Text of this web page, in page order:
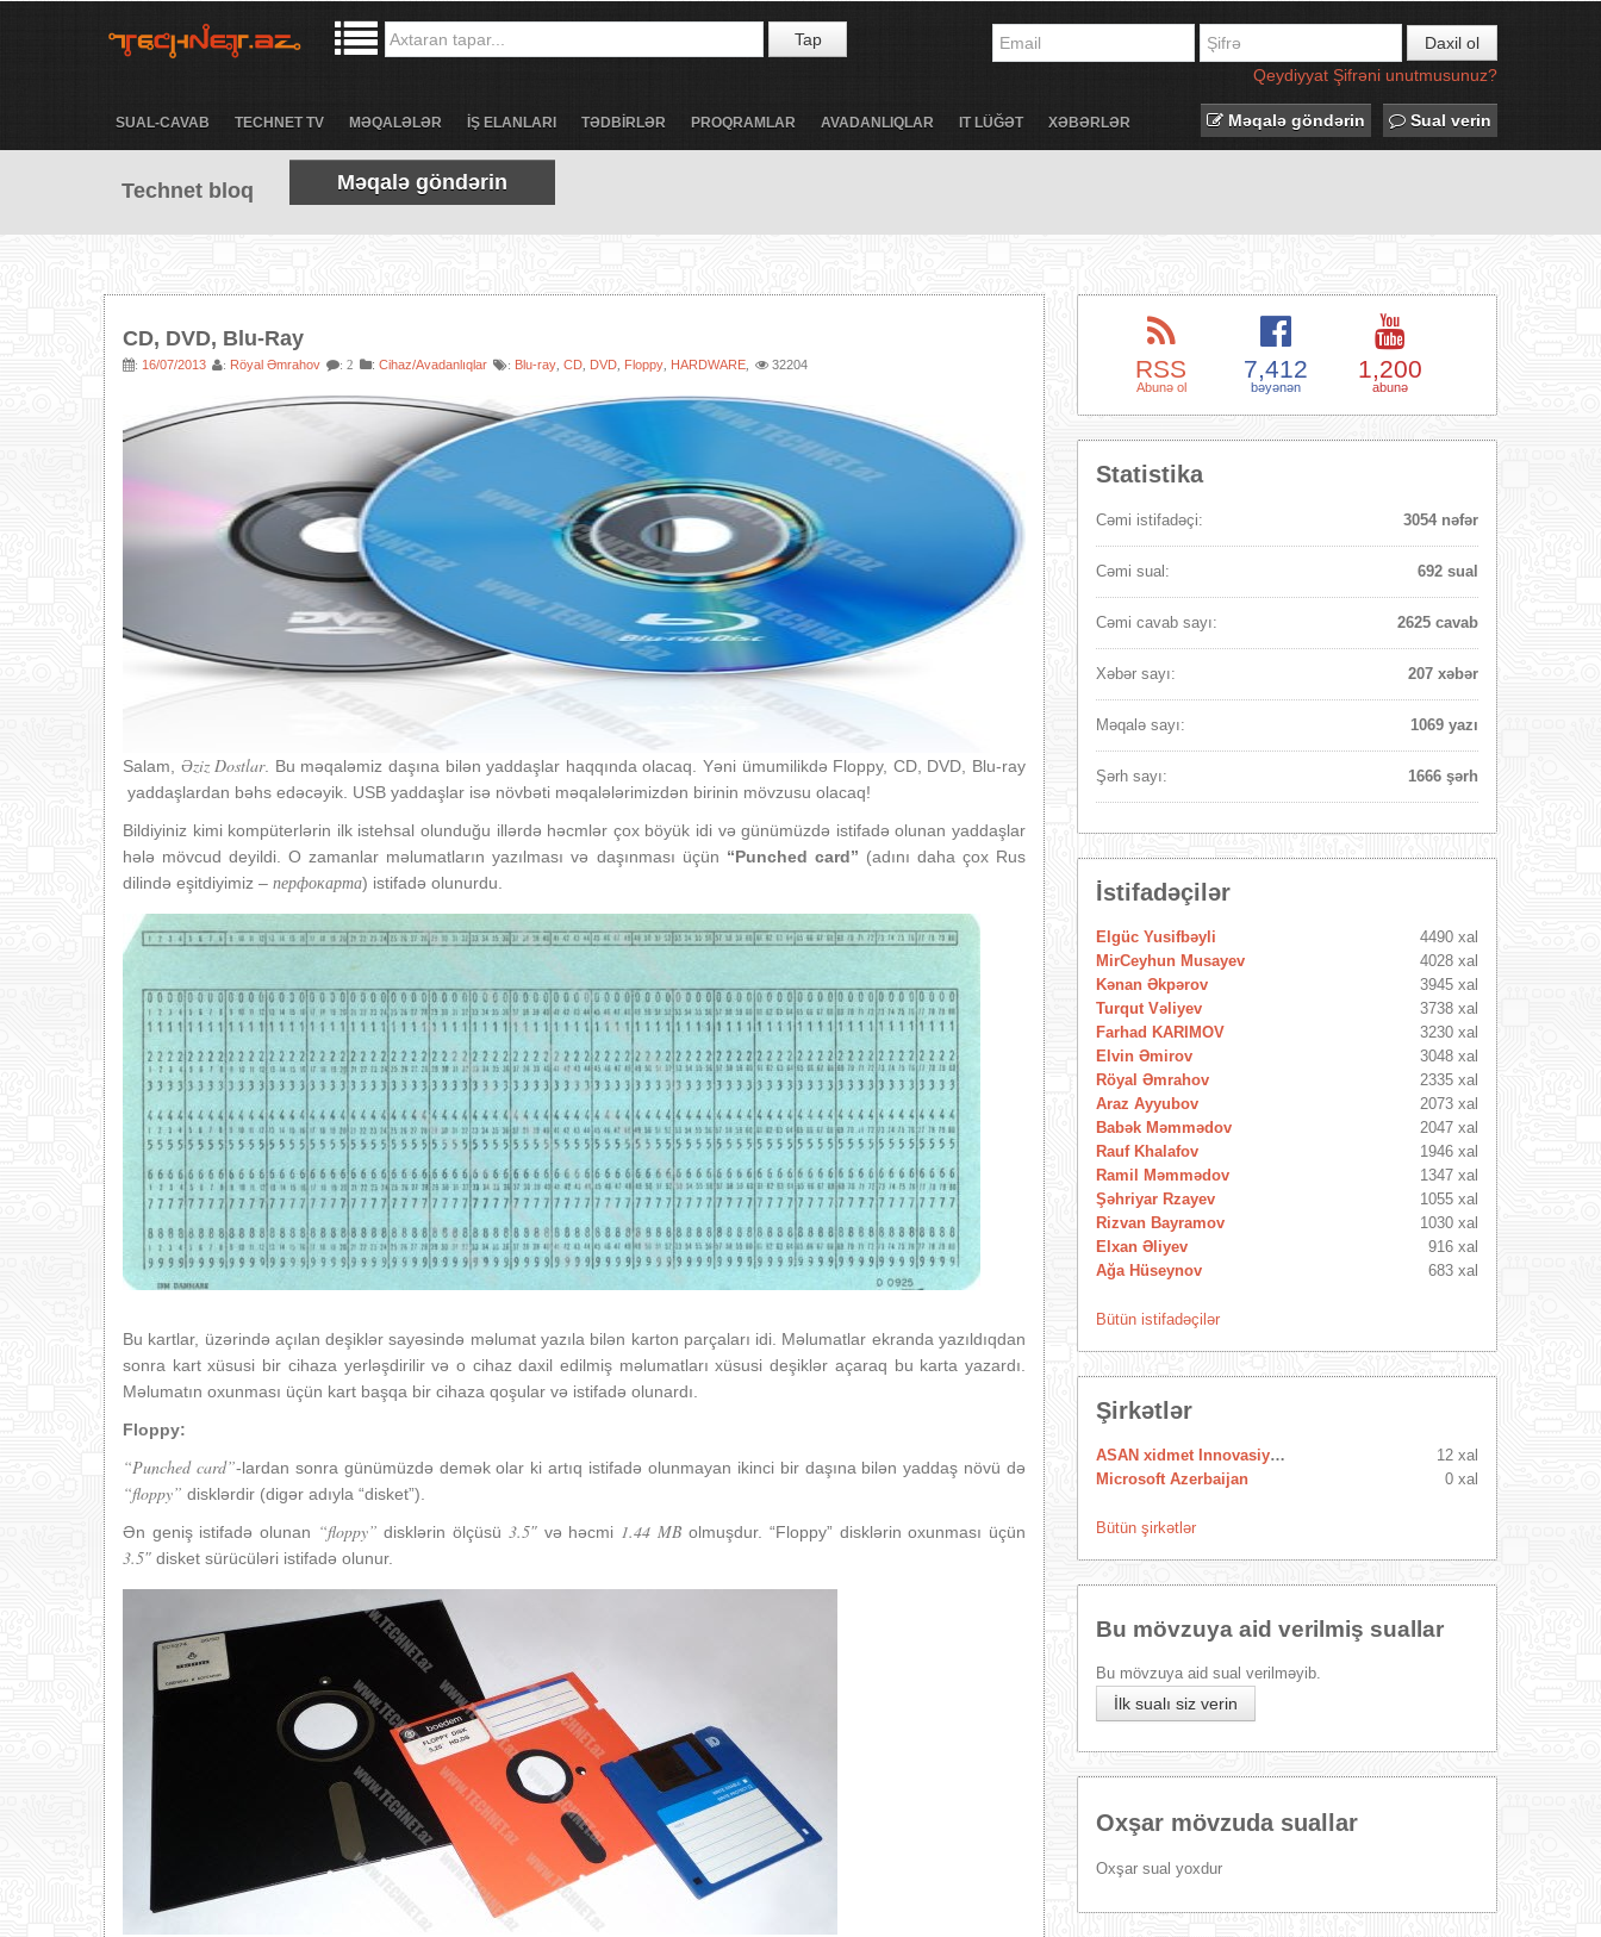
Tap
Daxil ol
Qeydiyyat Şifrəni unutmusunuz?
SUAL-CAVAB TECHNET TV MƏQALƏLƏR İŞ ELANLARI TƏDBİRLƏR PROQRAMLAR AVADANLIQLAR IT LÜĞƏT XƏBƏRLƏR Məqalə göndərin Sual verin
Technet bloq Məqalə göndərin
CD, DVD, Blu-Ray
: 16/07/2013 : Röyal Əmrahov : 2 : Cihaz/Avadanlıqlar : Blu-ray CD DVD Floppy HARDWARE 32204
Salam, Əziz Dostlar. Bu məqaləmiz daşına bilən yaddaşlar haqqında olacaq. Yəni ümumilikdə Floppy, CD, DVD, Blu-ray
yaddaşlardan bəhs edəcəyik. USB yaddaşlar isə növbəti məqalələrimizdən birinin mövzusu olacaq!
Bildiyiniz kimi kompüterlərin ilk istehsal olunduğu illərdə həcmlər çox böyük idi və günümüzdə istifadə olunan yaddaşlar
hələ mövcud deyildi. O zamanlar məlumatların yazılması və daşınması üçün “Punched card” (adını daha çox Rus
dilində eşitdiyimiz – перфокарта) istifadə olunurdu.
Bu kartlar, üzərində açılan deşiklər sayəsində məlumat yazıla bilən karton parçaları idi. Məlumatlar ekranda yazıldıqdan
sonra kart xüsusi bir cihaza yerləşdirilir və o cihaz daxil edilmiş məlumatları xüsusi deşiklər açaraq bu karta yazardı.
Məlumatın oxunması üçün kart başqa bir cihaza qoşular və istifadə olunardı.
Floppy:
“Punched card”-lardan sonra günümüzdə demək olar ki artıq istifadə olunmayan ikinci bir daşına bilən yaddaş növü də
“floppy” disklərdir (digər adıyla “disket”).
Ən geniş istifadə olunan “floppy” disklərin ölçüsü 3.5″və həcmi 1.44 MB olmuşdur. “Floppy” disklərin oxunması üçün
3.5″ disket sürücüləri istifadə olunur.
RSS
Abunə ol
7,412
bəyənən
1,200
abunə
Statistika
Cəmi istifadəçi: 3054 nəfər
Cəmi sual: 692 sual
Cəmi cavab sayı: 2625 cavab
Xəbər sayı: 207 xəbər
Məqalə sayı: 1069 yazı
Şərh sayı: 1666 şərh
İstifadəçilər
Elgüc Yusifbəyli
4490 xal
MirCeyhun Musayev
4028 xal
Kənan Əkpərov
3945 xal
Turqut Vəliyev
3738 xal
Farhad KARIMOV
3230 xal
Elvin Əmirov
3048 xal
Röyal Əmrahov
2335 xal
Araz Ayyubov
2073 xal
Babək Məmmədov
2047 xal
Rauf Khalafov
1946 xal
Ramil Məmmədov
1347 xal
Şəhriyar Rzayev
1055 xal
Rizvan Bayramov
1030 xal
Elxan Əliyev
916 xal
Ağa Hüseynov
683 xal
Bütün istifadəçilər
Şirkətlər
ASAN xidmet Innovasiya Mərkəzi
12 xal
Microsoft Azerbaijan
0 xal
Bütün şirkətlər
Bu mövzuya aid verilmiş suallar
Bu mövzuya aid sual verilməyib.
İlk sualı siz verin
Oxşar mövzuda suallar
Oxşar sual yoxdur